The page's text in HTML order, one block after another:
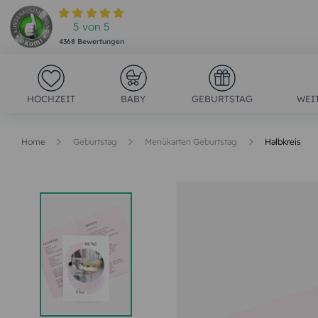
5 von 5
4368Bewertungen
HOCHZEIT BABY GEBURTSTAG
Home Geburtstag Menükarten Geburtstag Halbkreis